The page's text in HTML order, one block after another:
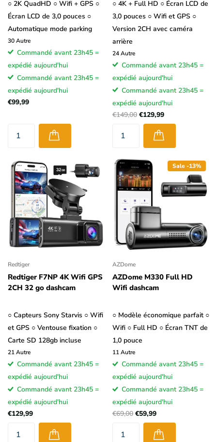
○ 2K QuadHD ○ Wifi + GPS ○
Écran LCD de 3,0 pouces ○
Automatique mode parking
30Autre
Commandé avant 23h45 =
expédié aujourd'hui
Commandé avant 23h45 =
expédié aujourd'hui
€99,99
○ 4K + Full HD ○ Écran LCD de
3,0 pouces ○ Wifi et GPS ○
Version 2CH avec caméra
arrière
24Autre
Commandé avant 23h45 =
expédié aujourd'hui
Commandé avant 23h45 =
expédié aujourd'hui
€149,00 €129,99
Redtiger
Redtiger F7NP 4K Wifi GPS
2CH 32 go dashcam
○ Capteurs Sony Starvis ○ Wifi
et GPS ○ Ventouse fixation ○
Carte SD 128gb incluse
21Autre
Commandé avant 23h45 =
expédié aujourd'hui
Commandé avant 23h45 =
expédié aujourd'hui
€129,99
Sale -13%
AZDome
AZDome M330 Full HD
Wifi dashcam
○ Modèle économique parfait ○
Wifi ○ Full HD ○ Écran TNT de
1,0 pouce
11Autre
Commandé avant 23h45 =
expédié aujourd'hui
Commandé avant 23h45 =
expédié aujourd'hui
€69,00 €59,99